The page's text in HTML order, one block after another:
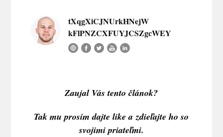
tXqgXiCJNUrkHNejW
kFlPNZCXFUYJCSZgcWEY
Zaujal Vás tento článok?
Tak mu prosím dajte like a zdieľajte ho so
svojimi priateľmi.